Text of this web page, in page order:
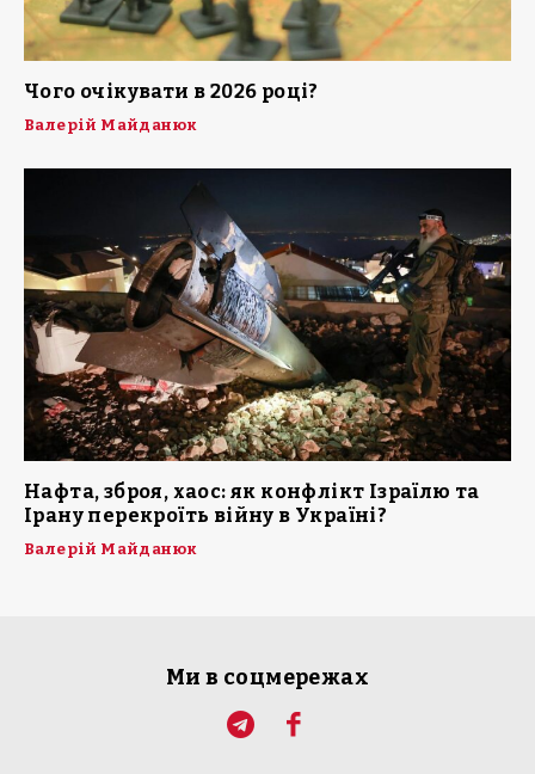
Чого очікувати в 2026 році?
Валерій Майданюк
Нафта, зброя, хаос: як конфлікт Ізраїлю та
Ірану перекроїть війну в Україні?
Валерій Майданюк
Ми в соцмережах